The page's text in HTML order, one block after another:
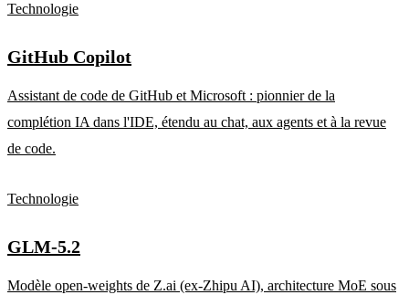
Technologie
GitHub Copilot
Assistant de code de GitHub et Microsoft : pionnier de la
complétion IA dans l'IDE, étendu au chat, aux agents et à la revue
de code.
Technologie
GLM-5.2
Modèle open-weights de Z.ai (ex-Zhipu AI), architecture MoE sous